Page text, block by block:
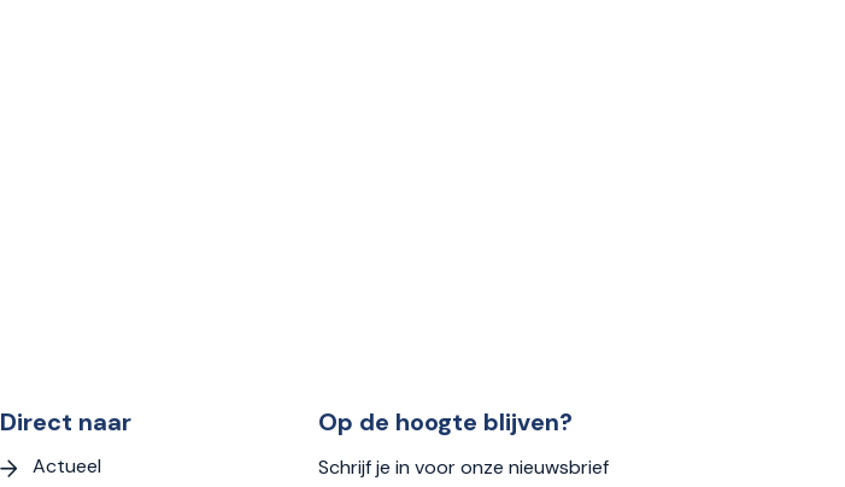
Direct naar
Actueel
Op de hoogte blijven?
Schrijf je in voor onze nieuwsbrief